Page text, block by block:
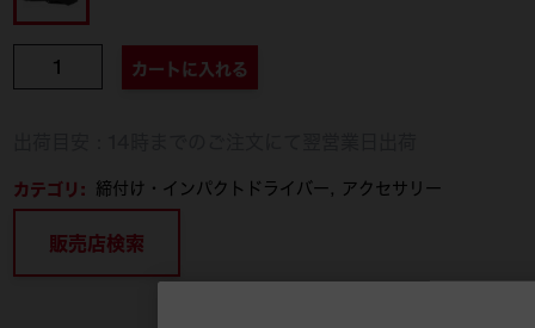
カートに入れる
カテゴリ: 締付け・インパクトドライバー アクセサリー
販売店検索